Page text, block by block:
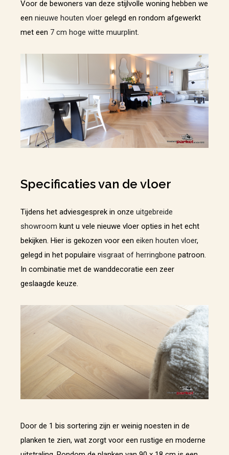
Voor de bewoners van deze stijlvolle woning hebben we
een nieuwe houten vloer gelegd en rondom afgewerkt
met een 7 cm hoge witte muurplint
Specificaties van de vloer
Tijdens het adviesgesprek in onze uitgebreide
showroom kunt u vele nieuwe vloer opties in het echt
bekijken. Hier is gekozen voor een eiken houten vloer,
gelegd in het populaire visgraat of herringbone patroon.
In combinatie met de wanddecoratie een zeer
geslaagde keuze.
Door de 1 bis sortering zijn er weinig noesten in de
planken te zien, wat zorgt voor een rustige en moderne